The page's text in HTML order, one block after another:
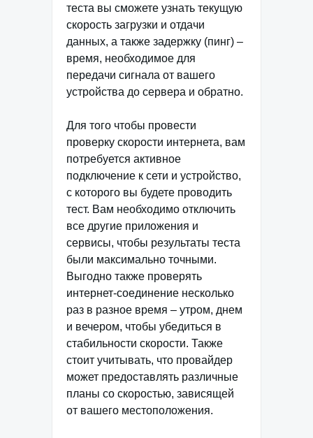
теста вы сможете узнать текущую
скорость загрузки и отдачи
данных, а также задержку (пинг) –
время, необходимое для
передачи сигнала от вашего
устройства до сервера и обратно.
Для того чтобы провести
проверку скорости интернета, вам
потребуется активное
подключение к сети и устройство,
с которого вы будете проводить
тест. Вам необходимо отключить
все другие приложения и
сервисы, чтобы результаты теста
были максимально точными.
Выгодно также проверять
интернет-соединение несколько
раз в разное время – утром, днем
и вечером, чтобы убедиться в
стабильности скорости. Также
стоит учитывать, что провайдер
может предоставлять различные
планы со скоростью, зависящей
от вашего местоположения.